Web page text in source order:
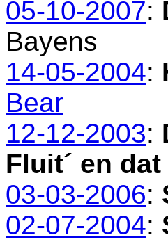
05-10-2007:
Bayens
14-05-2004:
Bear
12-12-2003:
Fluit´ en
03-03-2006:
02-07-2004: